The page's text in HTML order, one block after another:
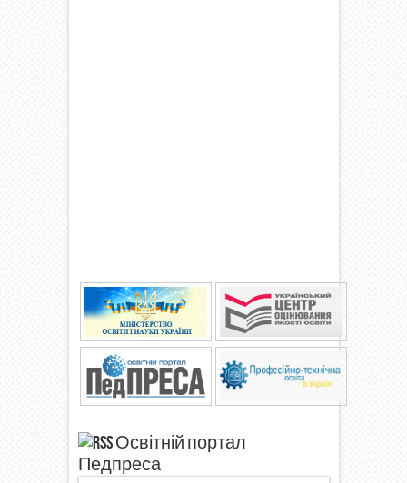
Освітній портал
Педпреса